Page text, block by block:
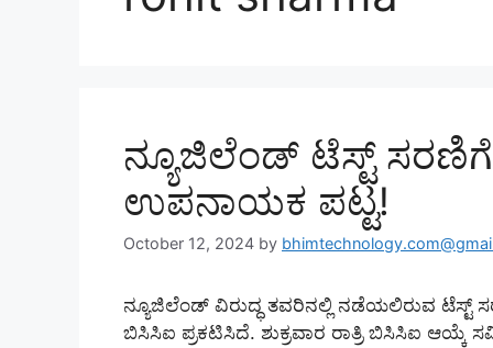
ನ್ಯೂಜಿಲೆಂಡ್ ಟೆಸ್ಟ್ ಸರಣಿಗೆ
ಉಪನಾಯಕ ಪಟ್ಟ!
October 12, 2024 by
ನ್ಯೂಜಿಲೆಂಡ್ ವಿರುದ್ಧ ತವರಿನಲ್ಲಿ ನಡೆಯಲಿರುವ ಟೆಸ್ಟ್
ಬಿಸಿಸಿಐ ಪ್ರಕಟಿಸಿದೆ. ಶುಕ್ರವಾರ ರಾತ್ರಿ ಬಿಸಿಸಿಐ ಆಯ್ಕೆ